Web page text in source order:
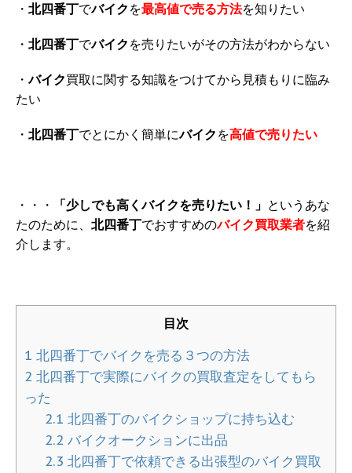
・ 北四番丁でバイク を最高値で売る方法を知りたい
・ 北四番丁でバイク を売りたいがその方法がわからない
・バイク買取に関する知識をつけてから見積もりに臨み
たい
・ 北四番丁でとにかく簡単にバイク を高値で売りたい
・・・ 「少しでも高くバイクを売りたい！」 というあな
たのために、 北四番丁でおすすめのバイク買取業者を紹
介します。
目次
1 北四番丁でバイクを売る３つの方法
2 北四番丁で実際にバイクの買取査定をしてもら
った
2.1 北四番丁のバイクショップに持ち込む
2.2 バイクオークションに出品
2.3 北四番丁で依頼できる出張型のバイク買取